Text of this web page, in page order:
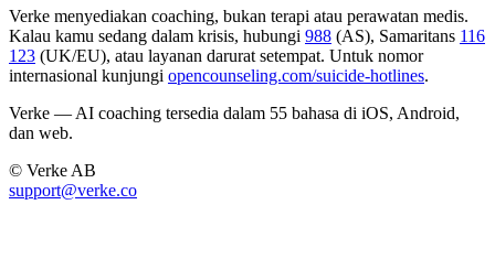
Verke menyediakan coaching, bukan terapi atau perawatan medis.
Kalau kamu sedang dalam krisis, hubungi 988 (AS), Samaritans 116
123 (UK/EU), atau layanan darurat setempat. Untuk nomor
internasional kunjungi opencounseling.com/suicide-hotlines.
Verke — AI coaching tersedia dalam 55 bahasa di iOS, Android,
dan web.
© Verke AB
support@verke.co